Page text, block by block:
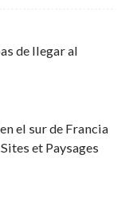
de llegar al
el sur de Francia
et Paysages